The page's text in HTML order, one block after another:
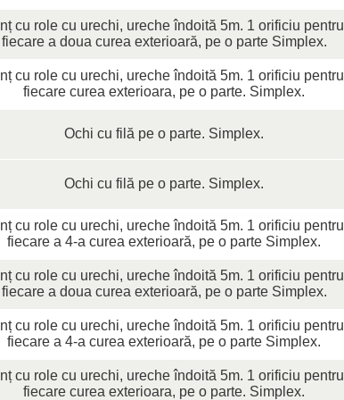
cu role cu urechi, ureche îndoită 5m. 1 orificiu pentru
fiecare a doua curea exterioară, pe o parte Simplex.
cu role cu urechi, ureche îndoită 5m. 1 orificiu pentru
fiecare curea exterioara, pe o parte. Simplex.
Ochi cu filă pe o parte. Simplex.
Ochi cu filă pe o parte. Simplex.
cu role cu urechi, ureche îndoită 5m. 1 orificiu pentru
fiecare a 4-a curea exterioară, pe o parte Simplex.
cu role cu urechi, ureche îndoită 5m. 1 orificiu pentru
fiecare a doua curea exterioară, pe o parte Simplex.
cu role cu urechi, ureche îndoită 5m. 1 orificiu pentru
fiecare a 4-a curea exterioară, pe o parte Simplex.
cu role cu urechi, ureche îndoită 5m. 1 orificiu pentru
fiecare curea exterioara, pe o parte. Simplex.